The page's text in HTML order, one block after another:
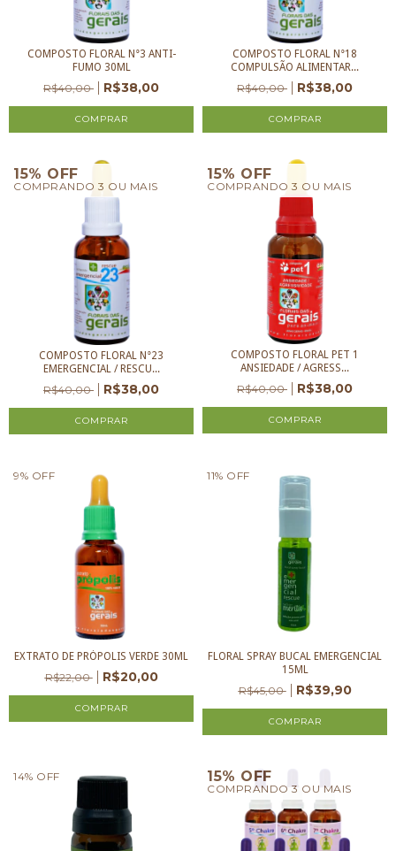
COMPOSTO FLORAL N°3 ANTI-
FUMO 30ML
R$40,00 R$38,00
COMPOSTO FLORAL N°18
COMPULSÃO ALIMENTAR...
R$40,00 R$38,00
15% OFF
COMPRANDO 3 OU MAIS
COMPOSTO FLORAL N°23
EMERGENCIAL / RESCU...
R$40,00 R$38,00
15% OFF
COMPRANDO 3 OU MAIS
COMPOSTO FLORAL PET 1
ANSIEDADE / AGRESS...
R$40,00 R$38,00
9% OFF
EXTRATO DE PRÓPOLIS VERDE 30ML
R$22,00 R$20,00
11% OFF
FLORAL SPRAY BUCAL EMERGENCIAL
15ML
R$45,00 R$39,90
14% OFF 15% OFF
COMPRANDO 3 OU MAIS